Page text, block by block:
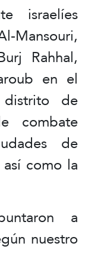
israelíes
Mansouri,
Rahhal,
en el
de
combate
de
como la
a
nuestro